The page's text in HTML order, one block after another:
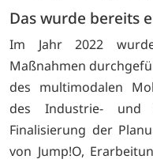
Das wurde bereits
Im Jahr 2022
Maßnahmen
des multimodalen
des Industrie- und
Finalisierung der
von Jump!O,